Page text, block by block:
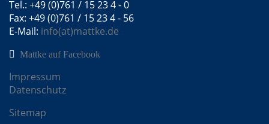
Tel.: +49 (0)761 / 15 23 4 - 0
Fax: +49 (0)761 / 15 23 4 - 56
E-Mail: info(at)mattke.de
Mattke auf Facebook
Impressum
Datenschutz
Sitemap